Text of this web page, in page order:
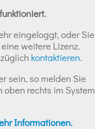
eingeloggt, oder Sie
weitere Lizenz.
kontaktieren.
sein, so melden Sie
oben rechts im System
Informationen.